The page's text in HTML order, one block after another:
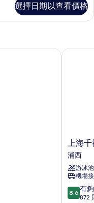
選擇日期以查看價格
上
海
千
禧
海
鷗
大
上海千
浦西
游泳池
機場
8.6
分，
8.6 有
872
上海千